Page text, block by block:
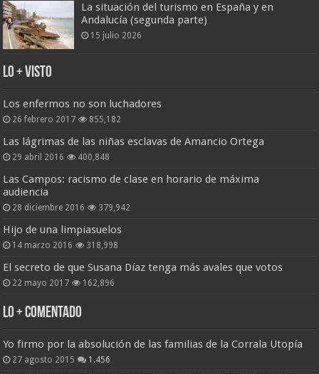
La situación del turismo en España y en
Andalucía (segunda parte)
15 julio 2026
Lo + Visto
Los enfermos no son luchadores
26 febrero 2017 855,182
Las lágrimas de las niñas esclavas de Amancio Ortega
29 abril 2016 400,848
Las Campos: racismo de clase en horario de máxima
audiencia
28 diciembre 2016 379,942
Hijo de una limpiasuelos
14 marzo 2016 318,998
El secreto de que Susana Díaz tenga más avales que votos
22 mayo 2017 162,896
Lo + Comentado
Yo firmo por la absolución de las familias de la Corrala Utopía
27 agosto 2015 1.456